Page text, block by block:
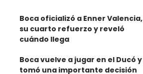
Boca oficializó a Enner Valencia,
su cuarto refuerzo y reveló
cuándo llega
Boca vuelve a jugar en el Ducó y
tomó una importante decisión